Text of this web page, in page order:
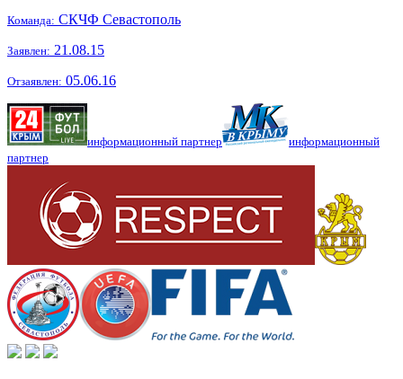
Команда: СКЧФ Севастополь
Заявлен: 21.08.15
Отзаявлен: 05.06.16
информационный партнер
информационный
партнер